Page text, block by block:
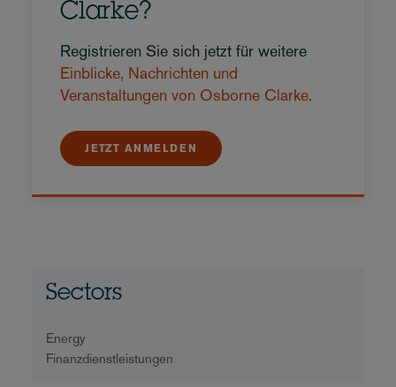
Clarke?
Registrieren Sie sich jetzt für weitere
Einblicke, Nachrichten und
Veranstaltungen von Osborne Clarke.
JETZT ANMELDEN
Sectors
Energy
Finanzdienstleistungen